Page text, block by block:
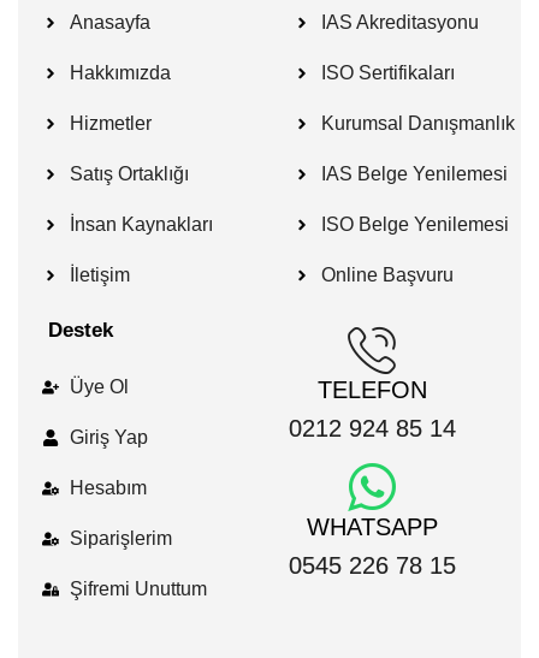
Anasayfa
Hakkımızda
Hizmetler
Satış Ortaklığı
İnsan Kaynakları
İletişim
IAS Akreditasyonu
ISO Sertifikaları
Kurumsal Danışmanlık
IAS Belge Yenilemesi
ISO Belge Yenilemesi
Online Başvuru
Destek
Üye Ol
Giriş Yap
Hesabım
Siparişlerim
Şifremi Unuttum
TELEFON
0212 924 85 14
WHATSAPP
0545 226 78 15